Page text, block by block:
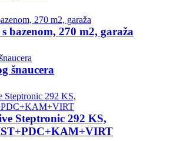
bazenom, 270 m2, garaža
šnaucera
Steptronic 292 KS,